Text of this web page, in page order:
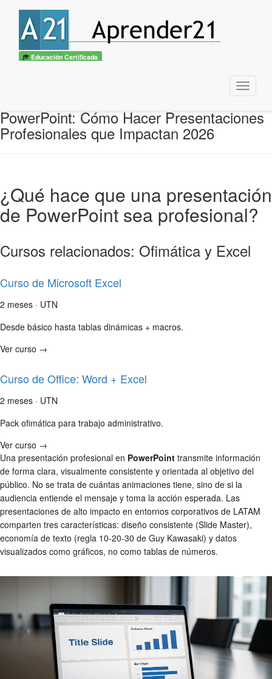
Educación Certificada
Menu
PowerPoint: Cómo Hacer Presentaciones
Profesionales que Impactan 2026
¿Qué hace que una presentación
de PowerPoint sea profesional?
Cursos relacionados: Ofimática y Excel
Curso de Microsoft Excel
2 meses · UTN
Desde básico hasta tablas dinámicas + macros.
Ver curso →
Curso de Office: Word + Excel
2 meses · UTN
Pack ofimática para trabajo administrativo.
Ver curso →
Una presentación profesional en PowerPoint transmite información
de forma clara, visualmente consistente y orientada al objetivo del
público. No se trata de cuántas animaciones tiene, sino de si la
audiencia entiende el mensaje y toma la acción esperada. Las
presentaciones de alto impacto en entornos corporativos de LATAM
comparten tres características: diseño consistente (Slide Master),
economía de texto (regla 10-20-30 de Guy Kawasaki) y datos
visualizados como gráficos, no como tablas de números.